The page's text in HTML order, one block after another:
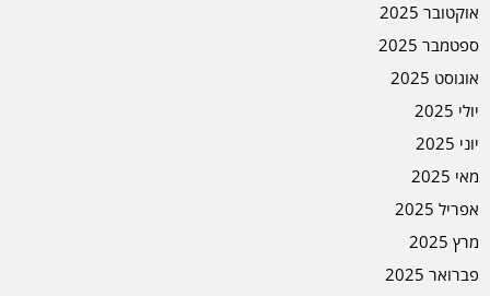
אוקטובר 2025
ספטמבר 2025
אוגוסט 2025
יולי 2025
יוני 2025
מאי 2025
אפריל 2025
מרץ 2025
פברואר 2025